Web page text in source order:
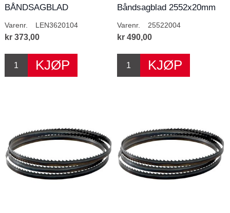
BÅNDSAGBLAD
Varenr. LEN3620104
kr 373,00
Båndsagblad 2552x20mm
Varenr. 25522004
kr 490,00